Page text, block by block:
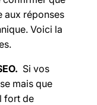
aux réponses
Voici la
Si vos
mais que
fort de